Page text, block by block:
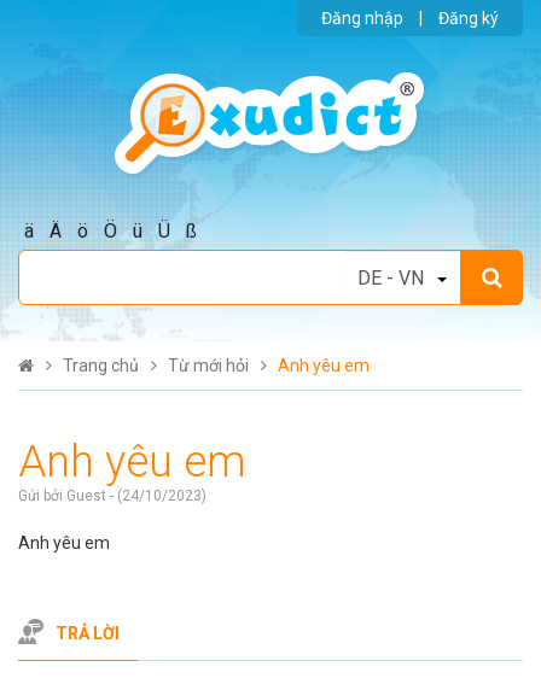
Đăng nhập Đăng ký
ä Ä ö Ö ü Ü ß
Trang chủ Từ mới hỏi Anh yêu em
Anh yêu em
Gửi bởi Guest - (24/10/2023)
Anh yêu em
TRẢ LỜI